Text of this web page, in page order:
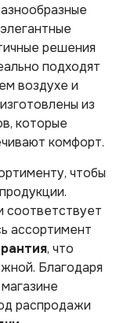
решения
подходят
воздухе и
из
которые
комфорт.
чтобы
продукции.
соответствует
ассортимент
, что
Благодаря
распродажи